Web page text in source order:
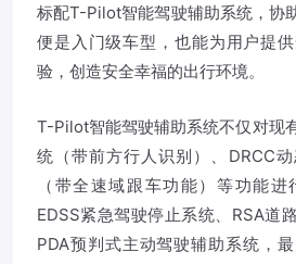
标配T-Pilot智能驾驶辅助系统，协
便是入门级车型，也能为用户提
验，创造安全幸福的出行环境。
T-Pilot智能驾驶辅助系统不仅对现
统（带前方行人识别）、DRCC
（带全速域跟车功能）等功能
EDSS紧急驾驶停止系统、RSA道
PDA预判式主动驾驶辅助系统，